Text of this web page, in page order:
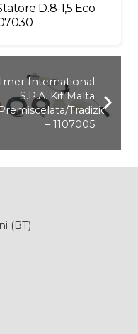
D.8-1,5 Eco
Imer International
S.P.A. Kit Malta
Tradizionale
– 1107005
(BT)